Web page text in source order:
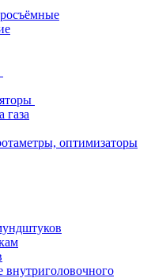
газа
оптимизаторы
внутриголовочного